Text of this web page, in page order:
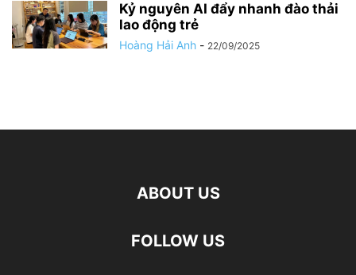
Kỷ nguyên AI đẩy nhanh đào thải
lao động trẻ
Hoàng Hải Anh - 22/09/2025
ABOUT US
FOLLOW US